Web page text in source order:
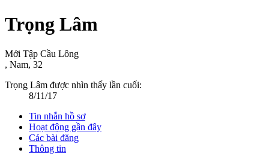
Trọng Lâm
Mới Tập Cầu Lông
, Nam, 32
Trọng Lâm được nhìn thấy lần cuối:
8/11/17
Tin nhắn hồ sơ
Hoạt động gần đây
Các bài đăng
Thông tin